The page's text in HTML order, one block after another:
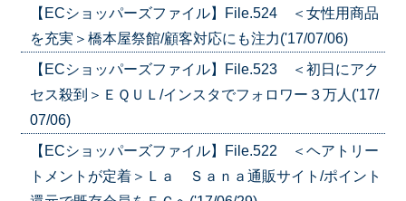
【ECショッパーズファイル】File.524 ＜女性用商品
を充実＞橋本屋祭館/顧客対応にも注力('17/07/06)
【ECショッパーズファイル】File.523 ＜初日にアク
セス殺到＞ＥＱＵＬ/インスタでフォロワー３万人('17/
07/06)
【ECショッパーズファイル】File.522 ＜ヘアトリー
トメントが定着＞Ｌａ Ｓａｎａ通販サイト/ポイント